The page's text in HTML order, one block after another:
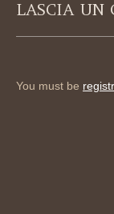
LASCIA UN
You must be